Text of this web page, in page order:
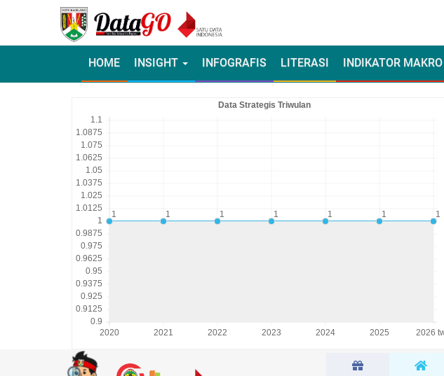
HOME INSIGHT INFOGRAFIS LITERASI INDIKATOR MAKRO